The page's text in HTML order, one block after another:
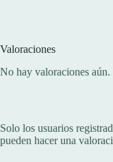
Valoraciones
No hay valoraciones aún.
Solo los usuarios
pueden hacer una